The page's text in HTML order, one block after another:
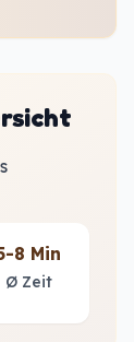
8 Min
Ø Zeit